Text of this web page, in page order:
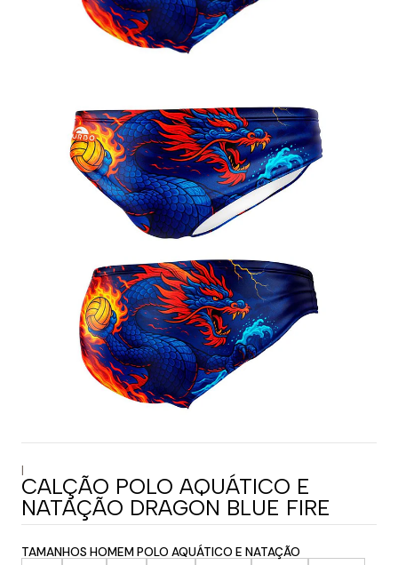
|
CALÇÃO POLO AQUÁTICO E
NATAÇÃO DRAGON BLUE FIRE
TAMANHOS HOMEM POLO AQUÁTICO E NATAÇÃO